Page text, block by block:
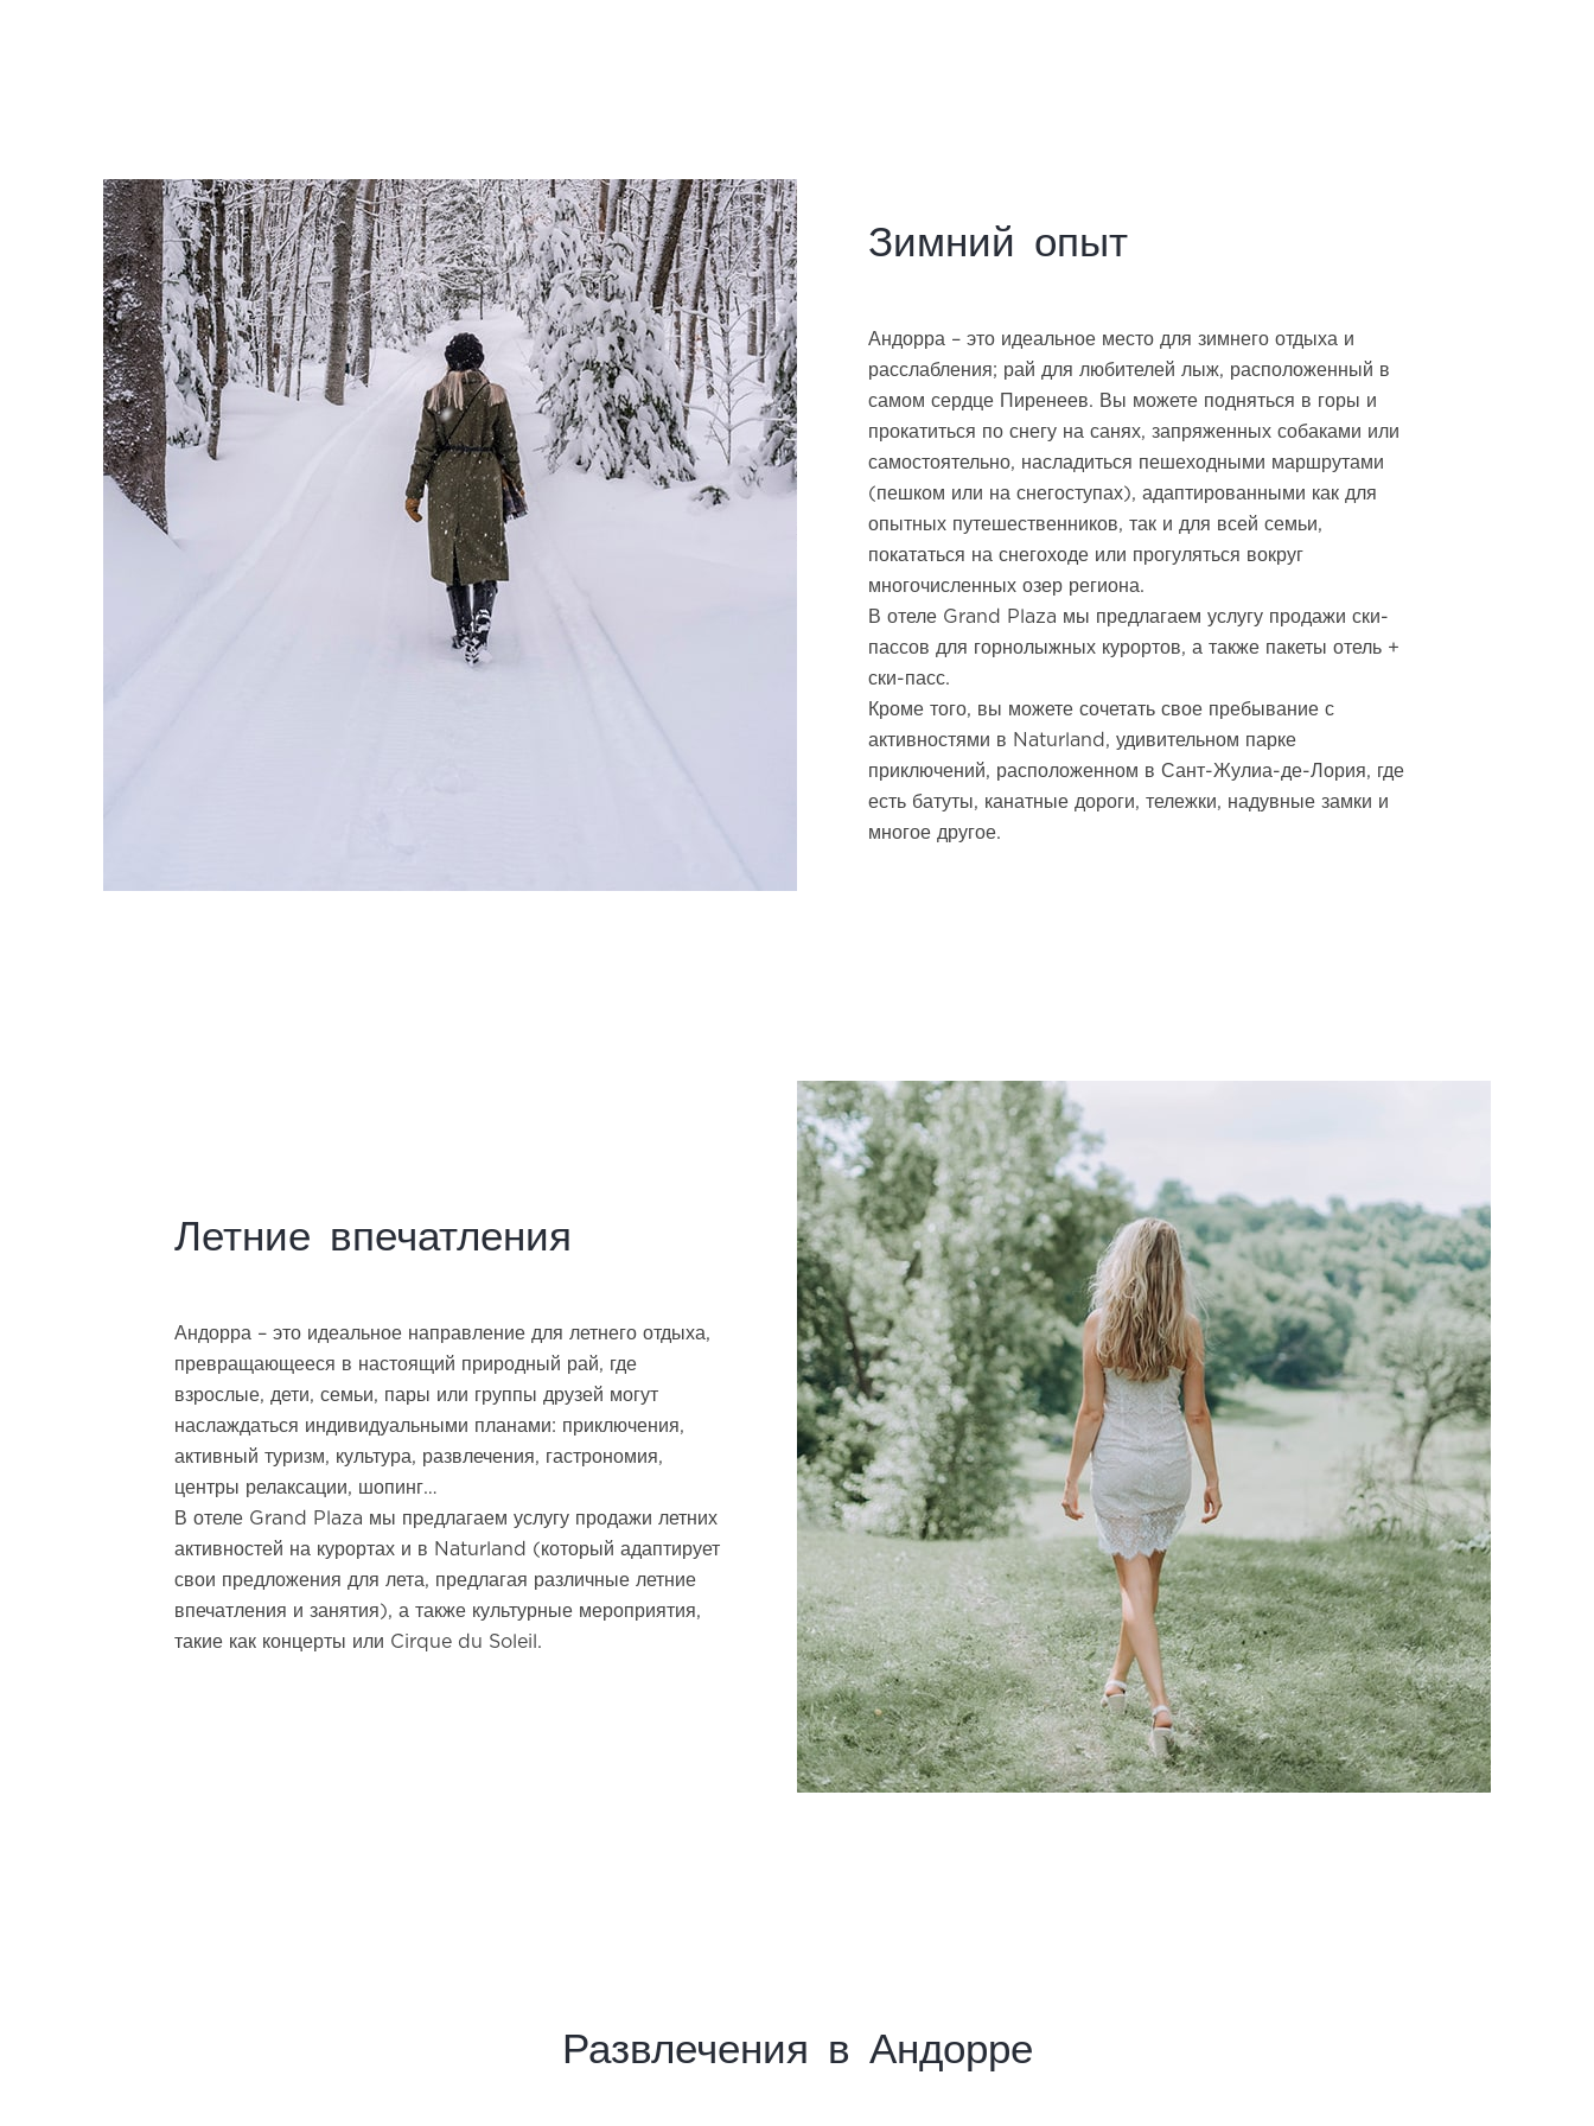
Зимний опыт
Андорра – это идеальное место для зимнего отдыха и
расслабления; рай для любителей лыж, расположенный в
самом сердце Пиренеев. Вы можете подняться в горы и
прокатиться по снегу на санях, запряженных собаками или
самостоятельно, насладиться пешеходными маршрутами
(пешком или на снегоступах), адаптированными как для
опытных путешественников, так и для всей семьи,
покататься на снегоходе или прогуляться вокруг
многочисленных озер региона.
В отеле Grand Plaza мы предлагаем услугу продажи ски-
пассов для горнолыжных курортов, а также пакеты отель +
ски-пасс.
Кроме того, вы можете сочетать свое пребывание с
активностями в Naturland, удивительном парке
приключений, расположенном в Сант-Жулиа-де-Лория, где
есть батуты, канатные дороги, тележки, надувные замки и
многое другое.
Летние впечатления
Андорра – это идеальное направление для летнего отдыха,
превращающееся в настоящий природный рай, где
взрослые, дети, семьи, пары или группы друзей могут
наслаждаться индивидуальными планами: приключения,
активный туризм, культура, развлечения, гастрономия,
центры релаксации, шопинг…
В отеле Grand Plaza мы предлагаем услугу продажи летних
активностей на курортах и в Naturland (который адаптирует
свои предложения для лета, предлагая различные летние
впечатления и занятия), а также культурные мероприятия,
такие как концерты или Cirque du Soleil.
Развлечения в Андорре